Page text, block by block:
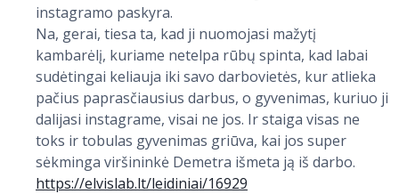
instagramo paskyra.
Na, gerai, tiesa ta, kad ji nuomojasi mažytį
kambarėlį, kuriame netelpa rūbų spinta, kad labai
sudėtingai keliauja iki savo darbovietės, kur atlieka
pačius paprasčiausius darbus, o gyvenimas, kuriuo ji
dalijasi instagrame, visai ne jos. Ir staiga visas ne
toks ir tobulas gyvenimas griūva, kai jos super
sėkminga viršininkė Demetra išmeta ją iš darbo.
https://elvislab.lt/leidiniai/16929